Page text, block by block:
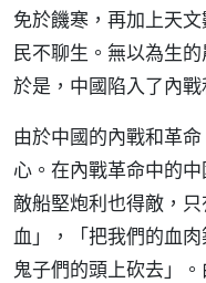
免於饑寒，再加上天
民不聊生。無以為生
於是，中國陷入了內戰
由於中國的內戰和革
心。在內戰革命中的
敵船堅炮利也得敵，
血」，「把我們的血
鬼子們的頭上砍去」